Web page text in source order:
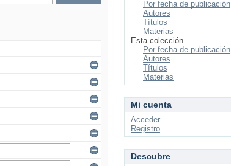
Por fecha de publicación
Autores
Títulos
Materias
Esta colección
Por fecha de publicación
Autores
Títulos
Materias
Mi cuenta
Acceder
Registro
Descubre